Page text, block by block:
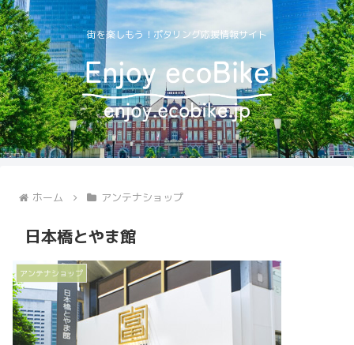
街を楽しもう！ポタリング応援情報サイト
ホーム アンテナショップ
日本橋とやま館
アンテナショップ